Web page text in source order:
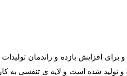
برای افزایش بازده و راندمان
و تولید شده است و لایه ی تنفسی